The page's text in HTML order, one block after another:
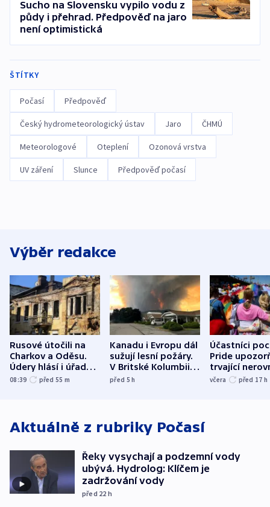
Sucho na Slovensku vypilo vodu z
půdy i přehrad. Předpověď na jaro
není optimistická
ŠTÍTKY
Počasí Předpověď
Český hydrometeorologický ústav Jaro ČHMÚ
Meteorologové Oteplení Ozonová vrstva
UV záření Slunce Předpověď počasí
Výběr redakce
Rusové útočili na
Charkov a Oděsu.
Údery hlásí i úřady v
Bělgorodu
08:39 před 55 m
Kanadu i Evropu dál
sužují lesní požáry.
V Britské Kolumbii
evakuovali tisíce lidí
před 5h
Účastníci
Pride
trvající
včera před 17 h
Aktuálně z rubriky Počasí
Řeky vysychají a podzemní vody
ubývá. Hydrolog: Klíčem je
zadržování vody
před 22 h